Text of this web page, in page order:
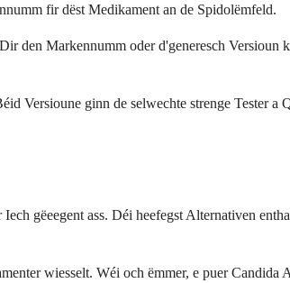
fir dëst Medikament an de Spidolëmfeld.
den Markennumm oder d'generesch
Versioune ginn de selwechte strenge Tester a
gëeegent ass. Déi heefegst Alternativen
wiesselt. Wéi och ëmmer, e puer Candida